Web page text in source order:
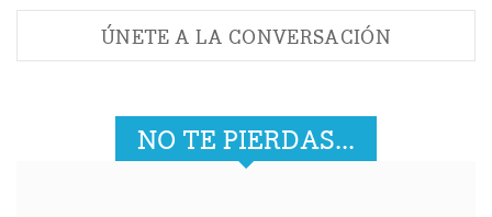
ÚNETE A LA CONVERSACIÓN
NO TE PIERDAS...